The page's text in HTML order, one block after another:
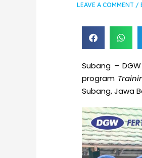
LEAVE A COMMENT /
Subang –
program
Subang, Jawa